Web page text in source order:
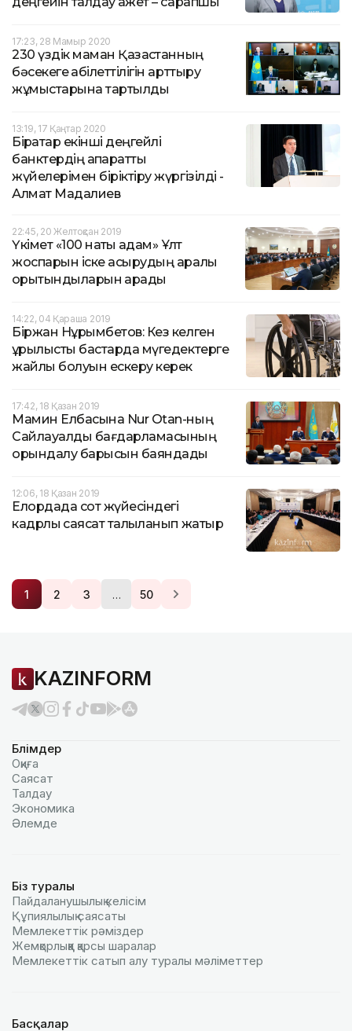
17:23, 28 Мамыр 2020
230 үздік маман Қазақстанның
бәсекеге қабілеттілігін арттыру
жұмыстарына тартылды
13:19, 17 Қаңтар 2020
Бірқатар екінші деңгейлі
банктердің ақпараттық
жүйелерімен біріктіру жүргізілді -
Алмат Мадалиев
22:45, 20 Желтоқсан 2019
Үкімет «100 нақты қадам» Ұлт
жоспарын іске асырудың аралық
қорытындыларын қарады
14:22, 04 Қараша 2019
Біржан Нұрымбетов: Кез келген
құрылысты бастарда мүгедектерге
жайлы болуын ескеру керек
17:42, 18 Қазан 2019
Мамин Елбасына Nur Otan-ның
Сайлауалды бағдарламасының
орындалу барысын баяндады
12:06, 18 Қазан 2019
Елордада сот жүйесіндегі
кадрлық саясат талқыланып жатыр
1 2 3 … 50
KAZINFORM
Бөлімдер
Оқиға
Саясат
Талдау
Экономика
Әлемде
Біз туралы
Пайдаланушылық келiciм
Құпиялылық саясаты
Мемлекеттік рәміздер
Жемқорлыққа қарсы шаралар
Мемлекеттік сатып алу туралы мәлiметтер
Басқалар